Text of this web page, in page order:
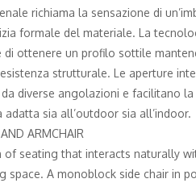
richiama la sensazione di
formale del materiale. La
di ottenere un profilo sottile
strutturale. Le aperture
diverse angolazioni e facilitano la
sia all’outdoor sia all’indoor.
ARMCHAIR
of seating that interacts naturally
space. A monoblock side chair in